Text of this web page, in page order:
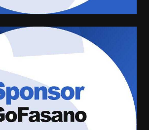
cittadina di Fratelli d’Italia,
pronta a tornare in Consiglio
comunale
6 Agosto 2026 08:00
Cura dei beni comuni e
cittadinanza attiva: online
l’avviso per la gestione
condivisa della Villetta di
Laureto